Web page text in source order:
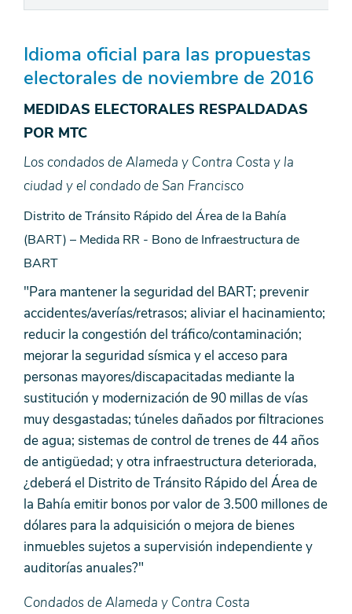
Idioma oficial para las propuestas
electorales de noviembre de 2016
MEDIDAS ELECTORALES RESPALDADAS
POR MTC
Los condados de Alameda y Contra Costa y la
ciudad y el condado de San Francisco
Distrito de Tránsito Rápido del Área de la Bahía
(BART) – Medida RR - Bono de Infraestructura de
BART
"Para mantener la seguridad del BART; prevenir
accidentes/averías/retrasos; aliviar el hacinamiento;
reducir la congestión del tráfico/contaminación;
mejorar la seguridad sísmica y el acceso para
personas mayores/discapacitadas mediante la
sustitución y modernización de 90 millas de vías
muy desgastadas; túneles dañados por filtraciones
de agua; sistemas de control de trenes de 44 años
de antigüedad; y otra infraestructura deteriorada,
¿deberá el Distrito de Tránsito Rápido del Área de
la Bahía emitir bonos por valor de 3.500 millones de
dólares para la adquisición o mejora de bienes
inmuebles sujetos a supervisión independiente y
auditorías anuales?"
Condados de Alameda y Contra Costa